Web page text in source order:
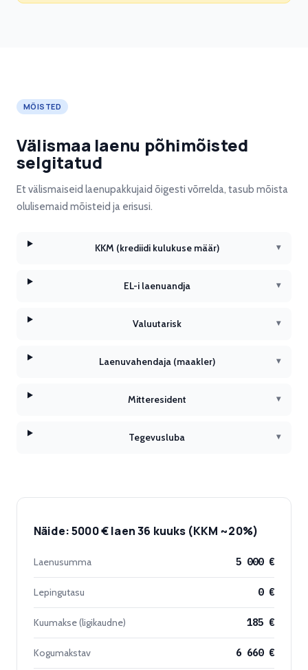
MÕISTED
Välismaa laenu põhimõisted
selgitatud
Et välismaiseid laenupakkujaid õigesti võrrelda, tasub mõista
olulisemaid mõisteid ja erisusi.
KKM (krediidi kulukuse määr) ▾
EL-i laenuandja ▾
Valuutarisk ▾
Laenuvahendaja (maakler) ▾
Mitteresident ▾
Tegevusluba ▾
Näide: 5000 € laen 36 kuuks (KKM ~20%)
Laenusumma 5 000 €
Lepingutasu 0 €
Kuumakse (ligikaudne) 185 €
Kogumakstav 6 660 €